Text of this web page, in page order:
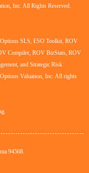
Inc. All Rights Reserved.
SLS, ESO Toolkit, ROV
Compiler, ROV BizStats, ROV
and Strategic Risk
Valuation, Inc. All rights
94568.